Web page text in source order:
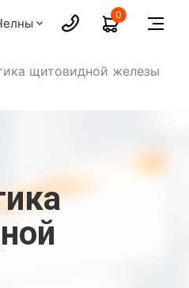
0
щитовидной железы